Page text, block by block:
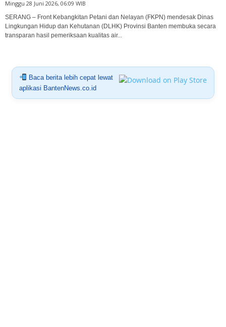
Minggu 28 Juni 2026, 06:09 WIB
SERANG – Front Kebangkitan Petani dan Nelayan (FKPN) mendesak Dinas
Lingkungan Hidup dan Kehutanan (DLHK) Provinsi Banten membuka secara
transparan hasil pemeriksaan kualitas air...
Baca berita lebih cepat lewat
aplikasi BantenNews.co.id